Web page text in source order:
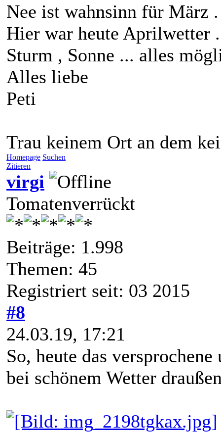
Nee ist wahnsinn für März .
Hier war heute Aprilwetter
Sturm , Sonne ... alles
Alles liebe
Peti
Trau keinem Ort an dem
Homepage Suchen
Zitieren
virgi
Tomatenverrückt
Beiträge: 1.998
Themen: 45
Registriert seit: 03 2015
#8
24.03.19, 17:21
So, heute das
bei schönem Wetter